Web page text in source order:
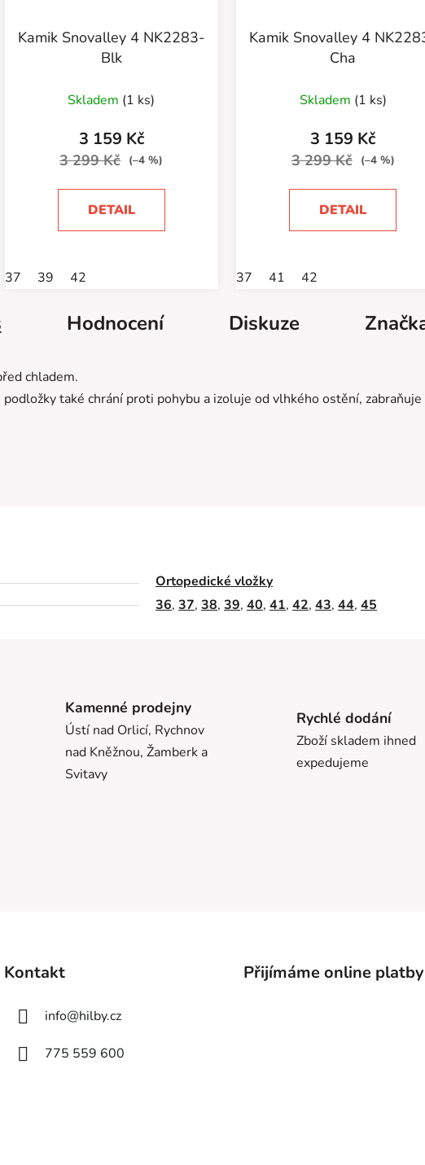
Kamik Snovalley 4 NK2283-
Blk
Skladem (1 ks)
3 159 Kč
3 299 Kč (–4 %)
DETAIL
37 39 42
Kamik Snovalley 4
Cha
Skladem (1 ks)
3 159 Kč
3 299 Kč (–4 %)
DETAIL
37 41 42
Hodnocení Diskuze
chladem.
také chrání proti pohybu a izoluje od vlhkého ostění,
Ortopedické vložky
36, 37, 38, 39, 40, 41, 42, 43, 44, 45
Kamenné prodejny
Ústí nad Orlicí, Rychnov
nad Kněžnou, Žamberk a
Svitavy
Rychlé dodání
Zboží skladem ihned
expedujeme
Kontakt
info@hilby.cz
775 559 600
Přijímáme online platby